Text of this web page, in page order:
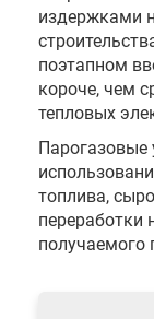
издержками
поэтапном
короче, чем
тепловых
Парогазовые
топлива,
переработки
получаемого